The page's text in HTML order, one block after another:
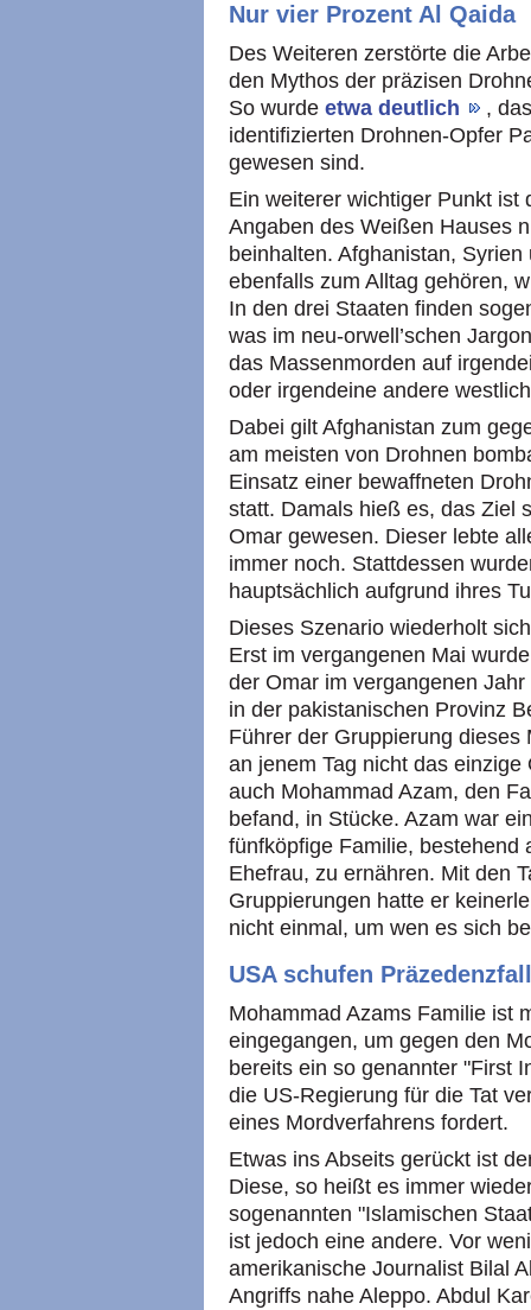
Nur vier Prozent Al Qaida
Des Weiteren zerstörte die
den Mythos der präzisen
So wurde etwa deutlich
,
identifizierten Drohnen-Opfer
gewesen sind.
Ein weiterer wichtiger Punkt ist
Angaben des Weißen Hauses
beinhalten. Afghanistan,
ebenfalls zum Alltag gehören,
In den drei Staaten finden
was im neu-orwell’schen
das Massenmorden auf
oder irgendeine andere
Dabei gilt Afghanistan zum
am meisten von Drohnen
Einsatz einer bewaffneten
statt. Damals hieß es, das Ziel
Omar gewesen. Dieser lebte
immer noch. Stattdessen
hauptsächlich aufgrund ihres
Dieses Szenario wiederholt
Erst im vergangenen Mai
der Omar im vergangenen
in der pakistanischen Provinz
Führer der Gruppierung
an jenem Tag nicht das
auch Mohammad Azam, den
befand, in Stücke. Azam war
fünfköpfige Familie, bestehend
Ehefrau, zu ernähren. Mit den
Gruppierungen hatte er
nicht einmal, um wen es sich
USA schufen Präzedenzfall
Mohammad Azams Familie ist
eingegangen, um gegen den
bereits ein so genannter "First
die US-Regierung für die Tat
eines Mordverfahrens fordert.
Etwas ins Abseits gerückt ist
Diese, so heißt es immer
sogenannten "Islamischen
ist jedoch eine andere. Vor
amerikanische Journalist Bilal
Angriffs nahe Aleppo. Abdul